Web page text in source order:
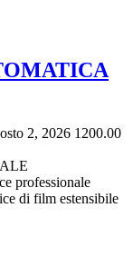
2, 2026 1200.00
professionale
di film estensibile